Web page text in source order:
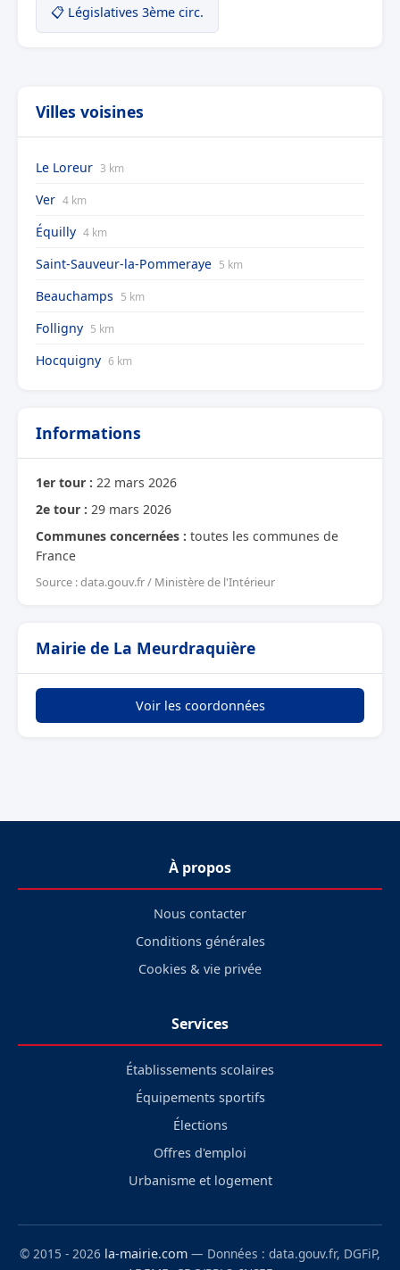
📋 Législatives 3ème circ.
Villes voisines
Le Loreur 3 km
Ver 4 km
Équilly 4 km
Saint-Sauveur-la-Pommeraye 5 km
Beauchamps 5 km
Folligny 5 km
Hocquigny 6 km
Informations
1er tour : 22 mars 2026
2e tour : 29 mars 2026
Communes concernées : toutes les communes de
France
Source : data.gouv.fr / Ministère de l'Intérieur
Mairie de La Meurdraquière
Voir les coordonnées
À propos
Nous contacter
Conditions générales
Cookies & vie privée
Services
Établissements scolaires
Équipements sportifs
Élections
Offres d'emploi
Urbanisme et logement
© 2015 - 2026 la-mairie.com — Données : data.gouv.fr, DGFiP,